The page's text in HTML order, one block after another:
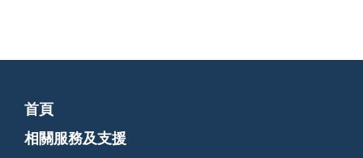
首頁
相關服務及支援